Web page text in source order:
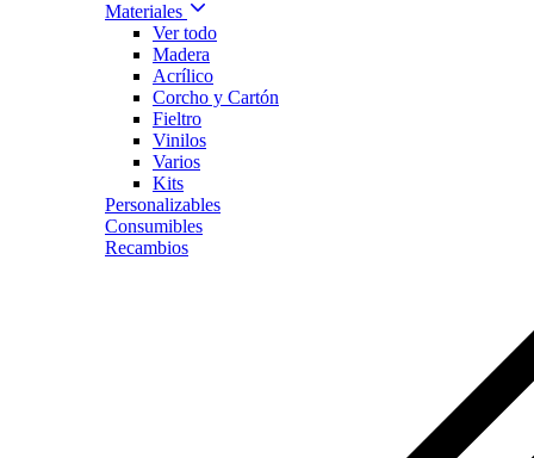
Materiales
Ver todo
Madera
Acrílico
Corcho y Cartón
Fieltro
Vinilos
Varios
Kits
Personalizables
Consumibles
Recambios